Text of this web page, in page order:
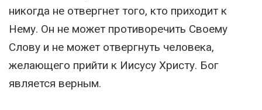
никогда не отвергнет того, кто приходит к
Нему. Он не может противоречить Своему
Слову и не может отвергнуть человека,
желающего прийти к Иисусу Христу. Бог
является верным.